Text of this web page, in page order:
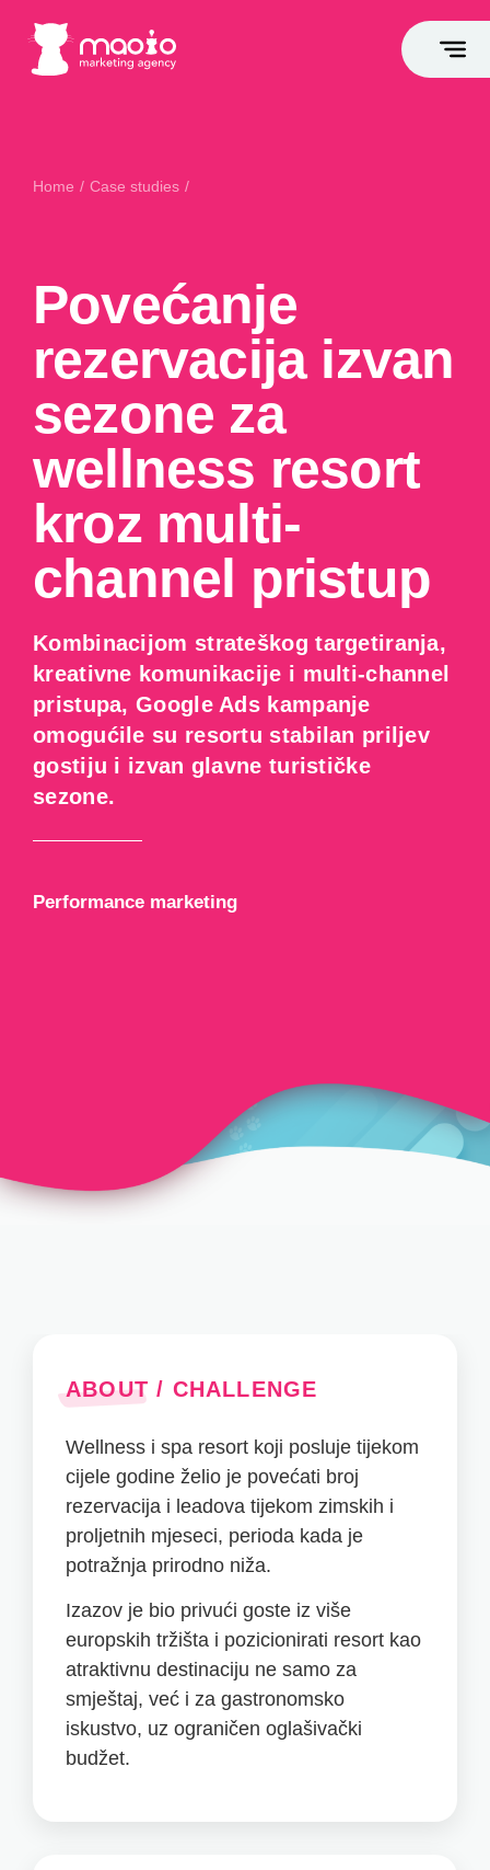
Home / Case studies /
Povećanje
rezervacija izvan
sezone za
wellness resort
kroz multi-
channel pristup
Kombinacijom strateškog targetiranja,
kreativne komunikacije i multi-channel
pristupa, Google Ads kampanje
omogućile su resortu stabilan priljev
gostiju i izvan glavne turističke
sezone.
Performance marketing
ABOUT / CHALLENGE
Wellness i spa resort koji posluje tijekom
cijele godine želio je povećati broj
rezervacija i leadova tijekom zimskih i
proljetnih mjeseci, perioda kada je
potražnja prirodno niža.
Izazov je bio privući goste iz više
europskih tržišta i pozicionirati resort kao
atraktivnu destinaciju ne samo za
smještaj, već i za gastronomsko
iskustvo, uz ograničen oglašivački
budžet.